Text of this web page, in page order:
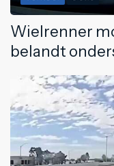
Wielrenner
belandt